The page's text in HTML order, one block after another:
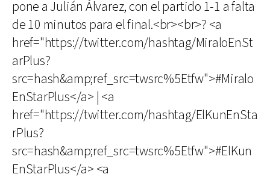
pone a Julián Álvarez, con el partido 1-1 a falta
de 10 minutos para el final.<br><br>? <a
href="https://twitter.com/hashtag/MiraloEnSt
arPlus?
src=hash&amp;ref_src=twsrc%5Etfw">#Miralo
EnStarPlus</a> | <a
href="https://twitter.com/hashtag/ElKunEnSta
rPlus?
src=hash&amp;ref_src=twsrc%5Etfw">#ElKun
EnStarPlus</a> <a